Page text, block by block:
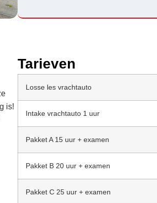
is!
Tarieven
Losse les vrachtauto
Intake vrachtauto 1 uur
Pakket A 15 uur + examen
Pakket B 20 uur + examen
Pakket C 25 uur + examen